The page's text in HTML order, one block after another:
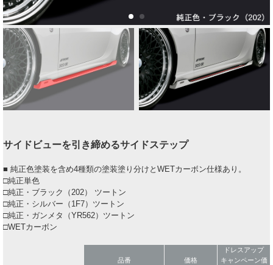
サイドビューを引き締めるサイドステップ
■ 純正色塗装を含め4種類の塗装塗り分けとWETカーボン仕様あり。
□純正単色
□純正・ブラック（202） ツートン
□純正・シルバー（1F7）ツートン
□純正・ガンメタ（YR562）ツートン
□WETカーボン
品番 価格
ドレスアップ
キャンペーン価